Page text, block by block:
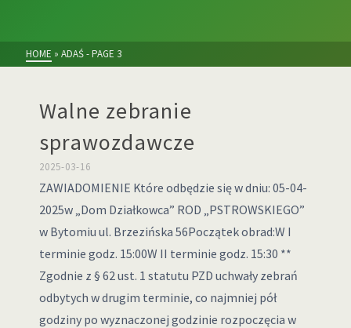
HOME » ADAŚ- PAGE 3
Walne zebranie
sprawozdawcze
2025-03-16
ZAWIADOMIENIE Które odbędzie się w dniu: 05-04-
2025w „Dom Działkowca” ROD „PSTROWSKIEGO”
w Bytomiu ul. Brzezińska 56Początek obrad:W I
terminie godz. 15:00W II terminie godz. 15:30 **
Zgodnie z § 62 ust. 1 statutu PZD uchwały zebrań
odbytych w drugim terminie, co najmniej pół
godziny po wyznaczonej godzinie rozpoczęcia w